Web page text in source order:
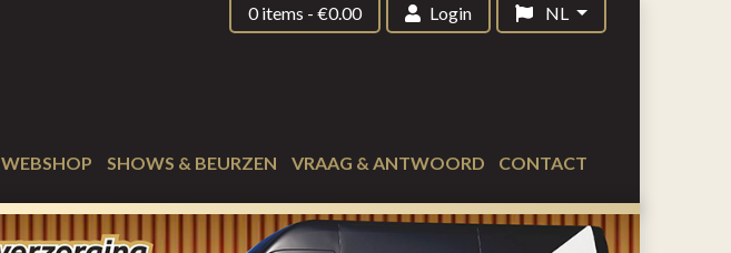
0 items -€0.00 Login NL
WEBSHOP SHOWS & BEURZEN VRAAG & ANTWOORD CONTACT